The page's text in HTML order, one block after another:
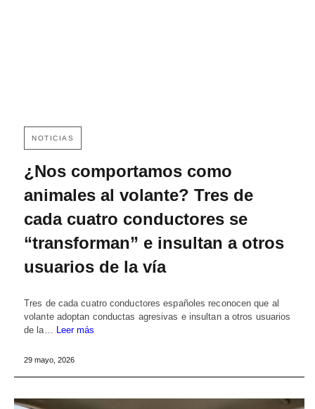
NOTICIAS
¿Nos comportamos como
animales al volante? Tres de
cada cuatro conductores se
“transforman” e insultan a otros
usuarios de la vía
Tres de cada cuatro conductores españoles reconocen que al
volante adoptan conductas agresivas e insultan a otros usuarios
de la… Leer más
29 mayo, 2026